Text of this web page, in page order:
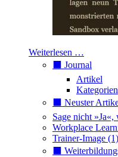
Weiterlesen …
⬛️ Journal
Artikel
Kategorien
⬛️ Neuster
Sage nicht
Workplace
Trainer-Image
⬛️